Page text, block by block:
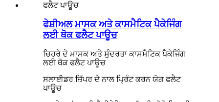
ਫੇਸ਼ੀਅਲ ਮਾਸਕ ਅਤੇ ਕਾਸਮੈਟਿਕ ਪੈਕੇਜਿੰਗ
ਲਈ ਥੋਕ ਫਲੈਟ ਪਾਊਚ
ਚਿਹਰੇ ਦੇ ਮਾਸਕ ਅਤੇ ਸੁੰਦਰਤਾ ਕਾਸਮੈਟਿਕ ਪੈਕੇਜਿੰਗ
ਲਈ ਥੋਕ ਫਲੈਟ ਪਾਊਚ
ਸਲਾਈਡਰ ਜ਼ਿੱਪਰ ਦੇ ਨਾਲ ਪ੍ਰਿੰਟ ਕਰਨ ਯੋਗ ਫਲੈਟ
ਪਾਊਚ